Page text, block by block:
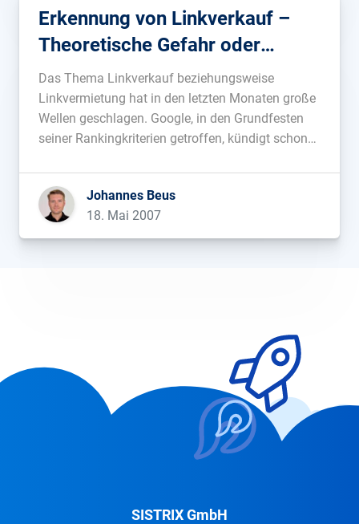
Erkennung von Linkverkauf –
Theoretische Gefahr oder
bereits Praxis?
Das Thema Linkverkauf beziehungsweise
Linkvermietung hat in den letzten Monaten große
Wellen geschlagen. Google, in den Grundfesten
seiner Rankingkriterien getroffen, kündigt schon
und entsprechend behandelt werden. Matt Cutts
hat sogar schon dazu aufgerufen, diese Seiten zu
melden, um einen angeblich in Entwicklung
befindlichen Algorithmus […]...
Johannes Beus
18. Mai 2007
SISTRIX GmbH